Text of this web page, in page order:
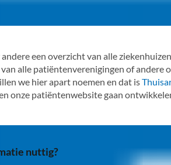
een overzicht van alle
alle patiëntenverenigingen of andere
we hier apart noemen en dat is
onze patiëntenwebsite gaan
nuttig?